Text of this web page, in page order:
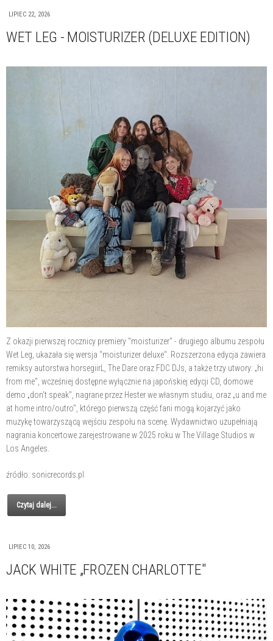
LIPIEC 22, 2026
WET LEG - MOISTURIZER (DELUXE EDITION)
Z okazji pierwszej rocznicy premiery "moisturizer" - drugiego albumu zespołu
Wet Leg, ukazała się wersja "moisturizer deluxe". Rozszerzona edycja zawiera
remiksy autorstwa horsegiirL, The Dare oraz FDC DJs, a także trzy utwory: „hi
from me", wcześniej dostępne wyłącznie na japońskiej edycji CD, domowe
demo „don't speak", nagrane przez Hester we własnym studiu, oraz „u and me
at home intro/outro", którego pierwszą część fani mogą kojarzyć jako
muzykę towarzyszącą wejściu zespołu na scenę. Wydawnictwo uzupełniają
nagrania koncertowe zarejestrowane w 2025 roku w The Village Studios w
Los Angeles.
źródło: sonicrecords.pl
Czytaj dalej...
LIPIEC 10, 2026
JACK WHITE „FROZEN CHARLOTTE"